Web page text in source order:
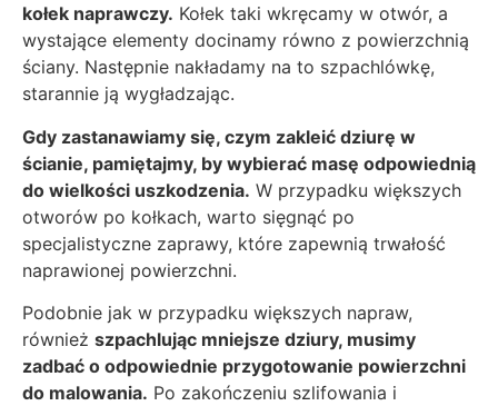
kołek naprawczy. Kołek taki wkręcamy w otwór, a
wystające elementy docinamy równo z powierzchnią
ściany. Następnie nakładamy na to szpachlówkę,
starannie ją wygładzając.
Gdy zastanawiamy się, czym zakleić dziurę w
ścianie, pamiętajmy, by wybierać masę odpowiednią
do wielkości uszkodzenia. W przypadku większych
otworów po kołkach, warto sięgnąć po
specjalistyczne zaprawy, które zapewnią trwałość
naprawionej powierzchni.
Podobnie jak w przypadku większych napraw,
również szpachlując mniejsze dziury, musimy
zadbać o odpowiednie przygotowanie powierzchni
do malowania. Po zakończeniu szlifowania i